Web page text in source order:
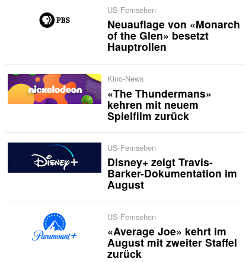
US-Fernsehen
Neuauflage von «Monarch
of the Glen» besetzt
Hauptrollen
Kino-News
«The Thundermans»
kehren mit neuem
Spielfilm zurück
US-Fernsehen
Disney+ zeigt Travis-
Barker-Dokumentation im
August
US-Fernsehen
«Average Joe» kehrt im
August mit zweiter Staffel
zurück